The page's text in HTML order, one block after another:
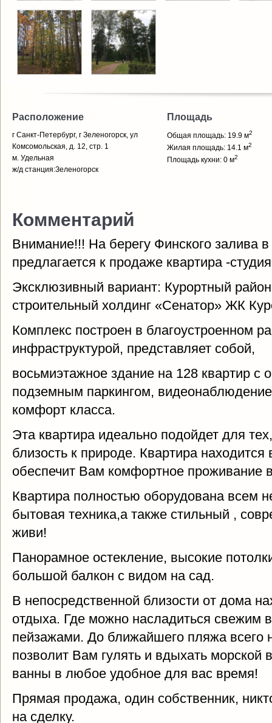
Расположение
г Санкт-Петербург, г Зеленогорск, ул
Комсомольская, д. 12, стр. 1
м. Удельная
ж/д станция:Зеленогорск
Площадь
Общая площадь: 19.9 м2
Жилая площадь: 14.1 м2
Площадь кухни: 0 м2
Комментарий
Внимание!!! На берегу Финского залива
предлагается к продаже квартира -
Эксклюзивный вариант: Курортный
строительный холдинг «Сенатор» ЖК
Комплекс построен в благоустроенном
инфраструктурой, представляет собой,
восьмиэтажное здание на 128 квартир с
подземным паркингом,
комфорт класса.
Эта квартира идеально подойдет для
близость к природе. Квартира
обеспечит Вам комфортное проживание
Квартира полностью оборудована всем
бытовая техника,а также стильный ,
живи!
Панорамное остекление, высокие
большой балкон с видом на сад.
В непосредственной близости от дома
отдыха. Где можно насладиться свежим
пейзажами. До ближайшего пляжа всего
позволит Вам гулять и вдыхать морской
ванны в любое удобное для вас время!
Прямая продажа, один собственник,
на сделку.